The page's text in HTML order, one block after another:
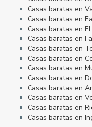
Casas baratas en
Casas baratas en
Casas baratas en
Casas baratas en
Casas baratas en
Casas baratas en
Casas baratas en
Casas baratas en
Casas baratas en
Casas baratas en
Casas baratas en
Casas baratas en